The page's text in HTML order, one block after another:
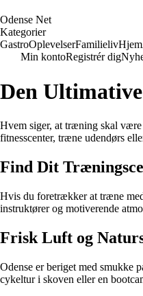
Odense Net
Kategorier
GastroOplevelserFamilielivHjem
Min kontoRegistrér dig
Den
Hvem siger, at træning skal
fitnesscenter, træne udendørs
Find Dit
Hvis du foretrækker at træne
instruktører og motiverende
Frisk Luft og
Odense er beriget med smukke
cykeltur i skoven eller en